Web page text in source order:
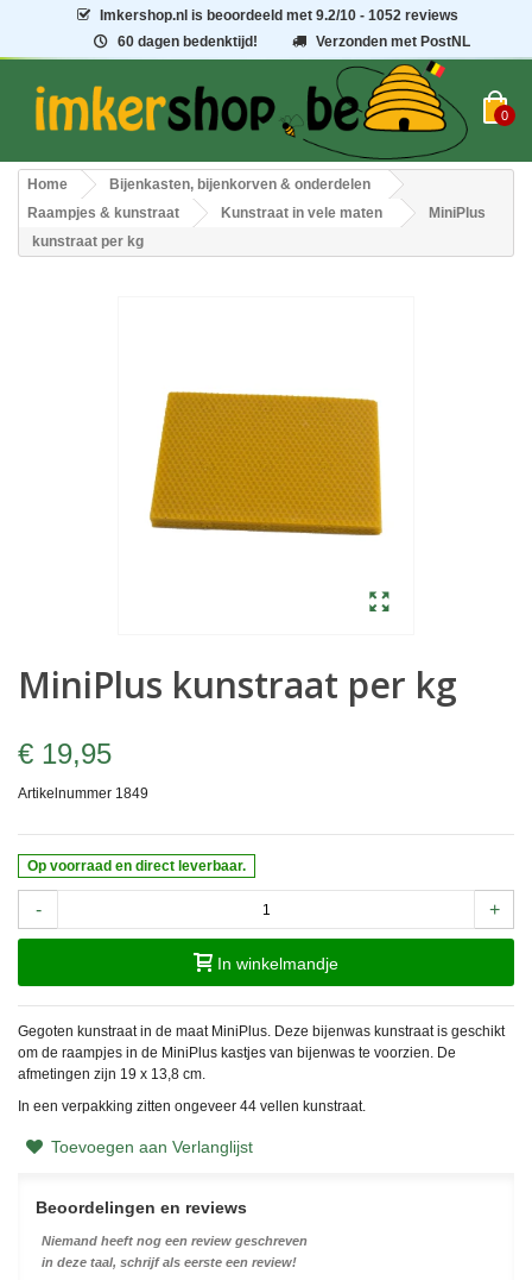
Imkershop.nl is beoordeeld met9.2/10 - 1052 reviews
60 dagen bedenktijd!
Verzonden met PostNL
0
Home
Bijenkasten, bijenkorven & onderdelen
Raampjes & kunstraat
Kunstraat in vele maten
MiniPlus
kunstraat per kg
MiniPlus kunstraat per kg
€ 19,95
Artikelnummer 1849
Op voorraad en direct leverbaar.
- +
In winkelmandje
Gegoten kunstraat in de maat MiniPlus. Deze bijenwas kunstraat is geschikt
om de raampjes in de MiniPlus kastjes van bijenwas te voorzien. De
afmetingen zijn 19 x 13,8 cm.
In een verpakking zitten ongeveer 44 vellen kunstraat.
Toevoegen aan Verlanglijst
Beoordelingen en reviews
Niemand heeft nog een review geschreven
in deze taal, schrijf als eerste een review!